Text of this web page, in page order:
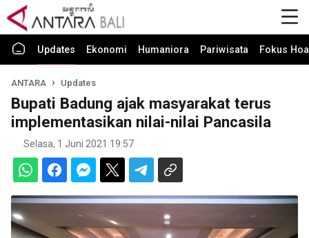
Updates Ekonomi Humaniora Pariwisata Fokus
ANTARA Updates
Bupati Badung ajak masyarakat terus
implementasikan nilai-nilai Pancasila
Selasa, 1 Juni 2021 19:57